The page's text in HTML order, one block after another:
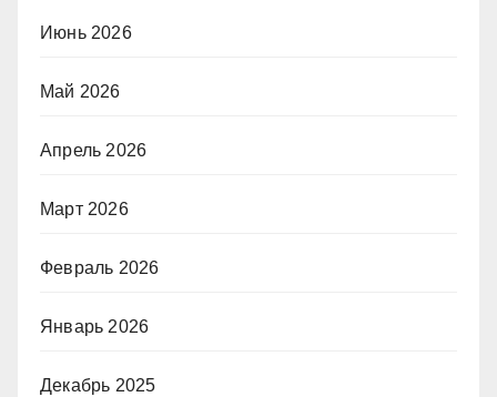
Июнь 2026
Май 2026
Апрель 2026
Март 2026
Февраль 2026
Январь 2026
Декабрь 2025